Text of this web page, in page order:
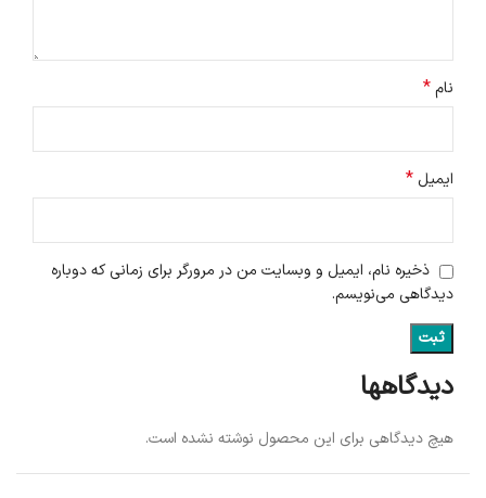
دیدگاهها
هیچ دیدگاهی برای این محصول نوشته نشده است.
نام*
ایمیل*
ذخیره نام، ایمیل و وبسایت من در مرورگر برای زمانی که دوباره
دیدگاهی می‌نویسم.